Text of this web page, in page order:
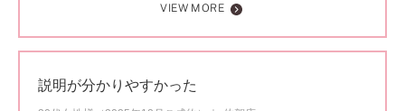
VIEW MORE
説明が分かりやすかった